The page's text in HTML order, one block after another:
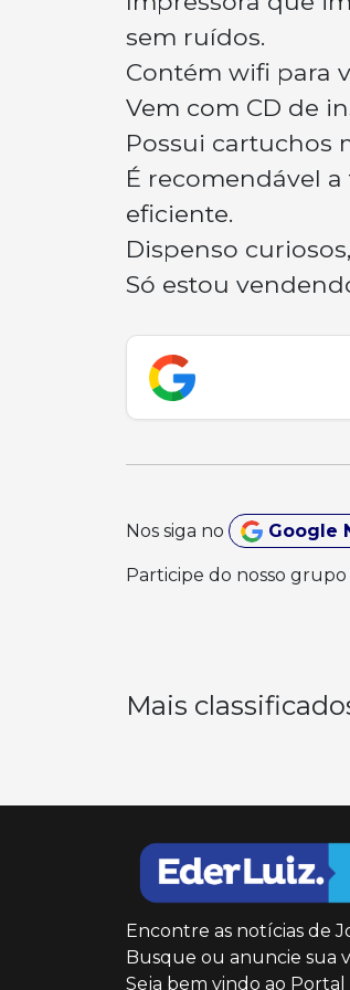
sem ruídos.
Contém wifi para
Vem com CD de
Possui cartuchos
É recomendável
eficiente.
Dispenso
Só estou
Nos siga no Google
Participe do nosso grupo
Mais
Encontre as notícias de
Busque ou anuncie sua
Seja bem vindo ao Portal